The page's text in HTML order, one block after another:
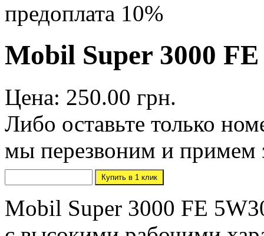
предоплата 10%
Mobil Super 3000
Цена: 250.00 грн.
Либо оставьте только
мы перезвоним и примем
Mobil Super 3000 FE